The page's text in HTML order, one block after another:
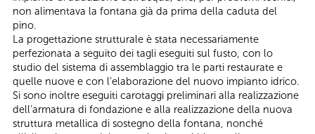
non alimentava la fontana già da prima della caduta del
pino.
La progettazione strutturale è stata necessariamente
perfezionata a seguito dei tagli eseguiti sul fusto, con lo
studio del sistema di assemblaggio tra le parti restaurate e
quelle nuove e con l’elaborazione del nuovo impianto idrico.
Si sono inoltre eseguiti carotaggi preliminari alla realizzazione
dell’armatura di fondazione e alla realizzazione della nuova
struttura metallica di sostegno della fontana, nonché